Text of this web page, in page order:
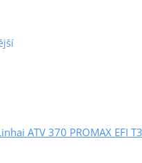
ATV 370 PROMAX EFI